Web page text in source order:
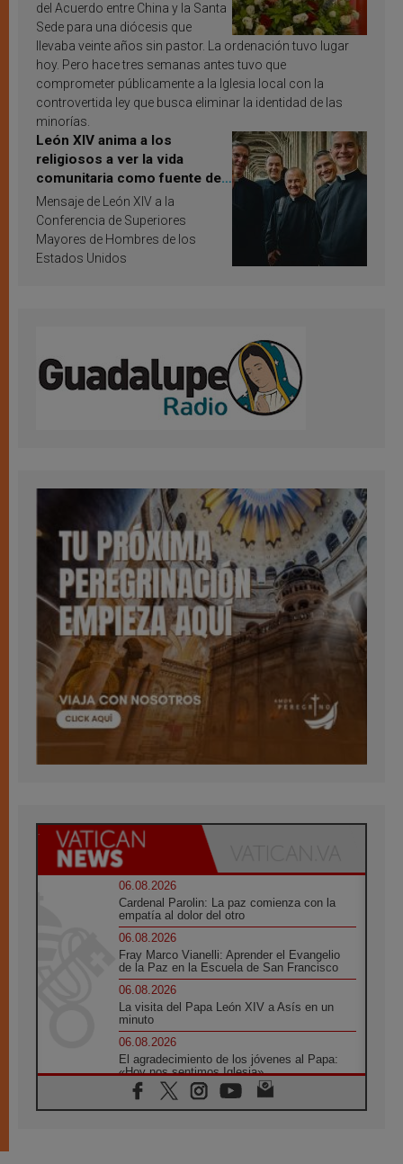
del Acuerdo entre China y la Santa
Sede para una diócesis que
llevaba veinte años sin pastor. La ordenación tuvo lugar
hoy. Pero hace tres semanas antes tuvo que
comprometer públicamente a la Iglesia local con la
controvertida ley que busca eliminar la identidad de las
minorías.
León XIV anima a los
religiosos a ver la vida
comunitaria como fuente de
inspiración y santificación
Mensaje de León XIV a la
Conferencia de Superiores
Mayores de Hombres de los
Estados Unidos
06.08.2026
Cardenal Parolin: La paz comienza con la
empatía al dolor del otro
06.08.2026
Fray Marco Vianelli: Aprender el Evangelio
de la Paz en la Escuela de San Francisco
06.08.2026
La visita del Papa León XIV a Asís en un
minuto
06.08.2026
El agradecimiento de los jóvenes al Papa:
«Hoy nos sentimos Iglesia»
06.08.2026
Líbano: Reanudan los coloquios en Roma en